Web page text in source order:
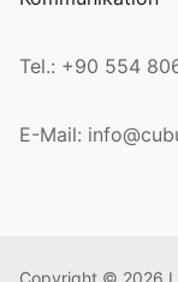
Tel.: +90 554
E-Mail:
Copyright © 2026